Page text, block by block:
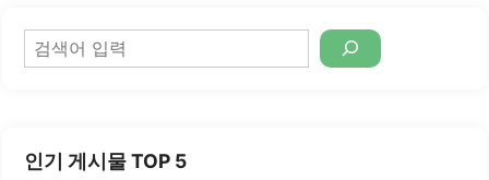
검
색
인기 게시물 TOP 5